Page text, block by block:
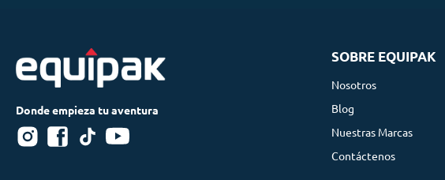
SOBRE EQUIPAK
Nosotros
Blog
Nuestras Marcas
Contáctenos